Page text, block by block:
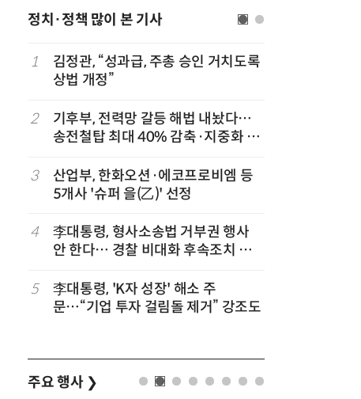
정치·정책 많이 본 기사
1
김정관, “성과급, 주총 승인 거치도록
상법 개정”
2
기후부, 전력망 갈등 해법 내놨다…
송전철탑 최대 40% 감축·지중화 확
3
산업부, 한화오션·에코프로비엠 등
5개사 '슈퍼 을(乙)' 선정
4
李대통령, 형사소송법 거부권 행사
안 한다… 경찰 비대화 후속조치 점
5
李대통령, 'K자 성장' 해소 주
문…“기업 투자 걸림돌 제거” 강조도
주요 행사 ❯